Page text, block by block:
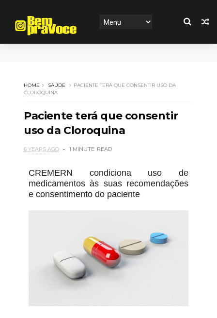
HOME SAÚDE
PACIENTE TERÁ QUE CONSENTIR USO DA
CLOROQUINA
Paciente terá que consentir
uso da Cloroquina
6 YEARS AGO 1 MINUTE READ
CREMERN condiciona uso de
medicamentos às suas recomendações
e consentimento do paciente